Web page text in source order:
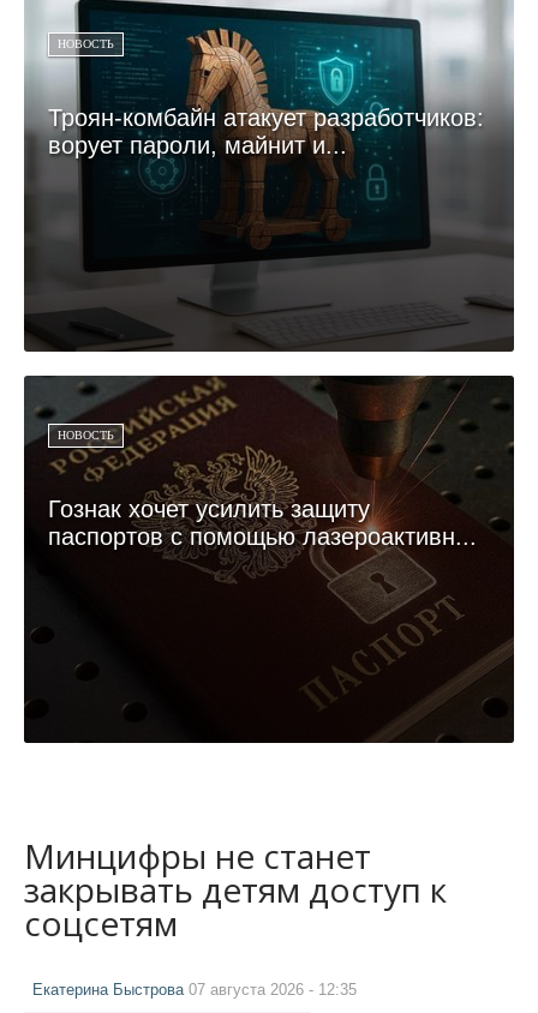
НОВОСТЬ
Троян-комбайн атакует разработчиков:
ворует пароли, майнит и...
НОВОСТЬ
Гознак хочет усилить защиту
паспортов с помощью лазероактивн...
Минцифры не станет
закрывать детям доступ к
соцсетям
Екатерина Быстрова 07 августа 2026 - 12:35